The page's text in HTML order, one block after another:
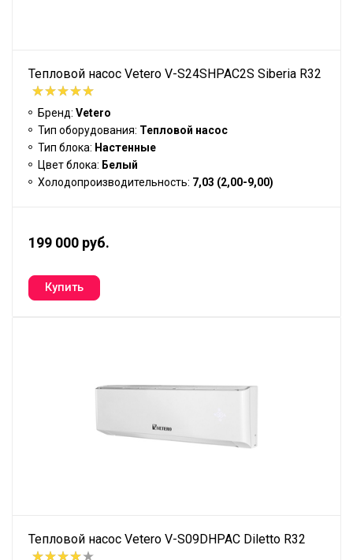
Тепловой насос Vetero V-S24SHPAC2S Siberia R32
Бренд: Vetero
Тип оборудования: Тепловой насос
Тип блока: Настенные
Цвет блока: Белый
Холодопроизводительность: 7,03 (2,00-9,00)
199 000 руб.
Тепловой насос Vetero V-S09DHPAC Diletto R32